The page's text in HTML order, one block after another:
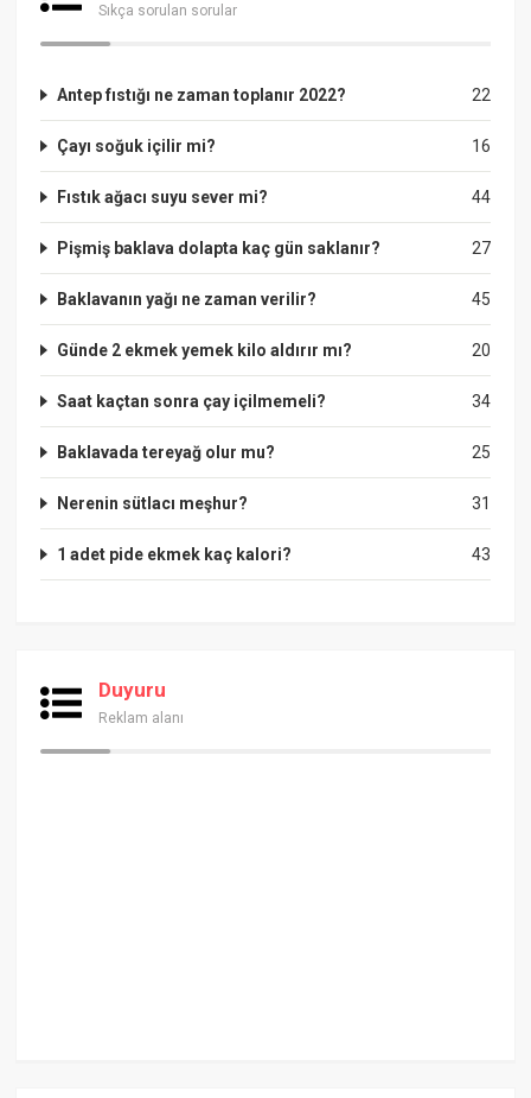
Sıkça sorulan sorular
22
Antep fıstığı ne zaman toplanır 2022?
16
Çayı soğuk içilir mi?
44
Fıstık ağacı suyu sever mi?
27
Pişmiş baklava dolapta kaç gün saklanır?
45
Baklavanın yağı ne zaman verilir?
20
Günde 2 ekmek yemek kilo aldırır mı?
34
Saat kaçtan sonra çay içilmemeli?
25
Baklavada tereyağ olur mu?
31
Nerenin sütlacı meşhur?
43
1 adet pide ekmek kaç kalori?
Duyuru
Reklam alanı